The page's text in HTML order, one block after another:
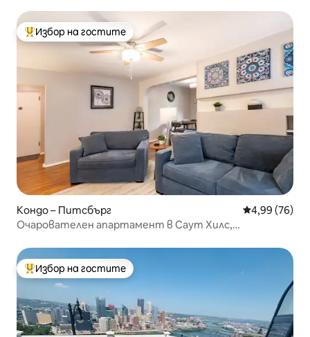
Най-популярен избор на гостите
Избор на гостите
Кондо – Питсбърг Средна
4,99 (76)
Очарователен апартамент в Саут Хилс,
Най-популярен избор на гостите
Избор на гостите